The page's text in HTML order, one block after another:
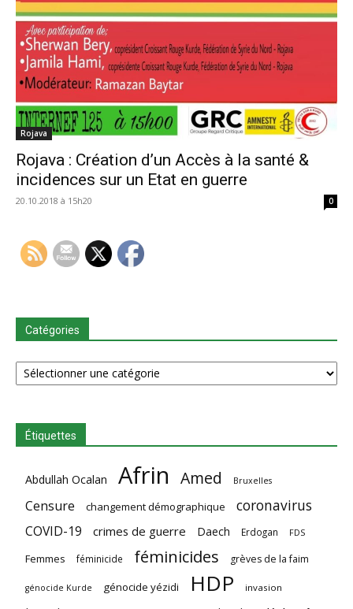
Rojava
Rojava : Création d’un Accès à la santé &
incidences sur un Etat en guerre
20.10.2018 à 15h20 0
Catégories
Catégories
Étiquettes
Abdullah Ocalan Afrin Amed Bruxelles
Censure changement démographique coronavirus
COVID-19 crimes de guerre Daech Erdogan FDS
Femmes féminicide féminicides grèves de la faim
génocide Kurde génocide yézidi HDP invasion